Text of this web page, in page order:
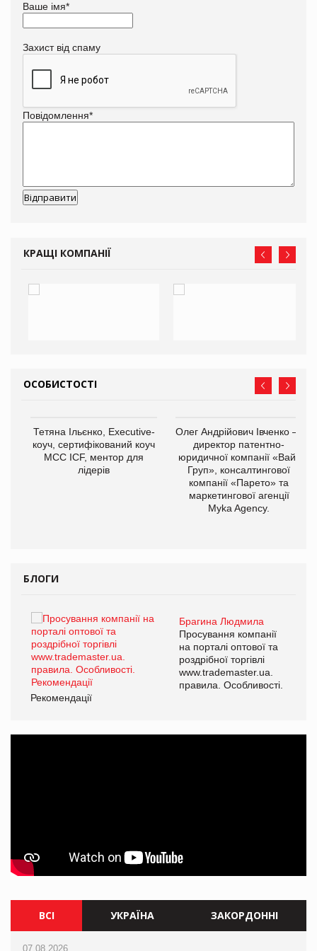
Ваше імя*
Захист від спаму
Повідомлення*
КРАЩІ КОМПАНІЇ
ОСОБИСТОСТІ
Тетяна Ільєнко, Executive-
коуч, сертифікований коуч
МСС ICF, ментор для
лідерів
Олег Андрійович Івченко —
директор патентно-
юридичної компанії «Вайз
Груп», консалтингової
компанії «Парето» та
маркетингової агенції
Myka Agency.
БЛОГИ
Брагина Людмила
Просування компанії
на порталі оптової та
роздрібної торгівлі
www.trademaster.ua.
правила. Особливості.
Рекомендації
ВСІ УКРАЇНА ЗАКОРДОННІ
07.08.2026
07.08.2026
07.08.2026